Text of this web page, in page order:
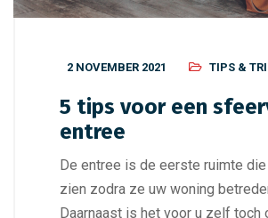
2 NOVEMBER 2021 TIPS &
5 tips voor een
entree
De entree is de eerste ruimte
zien zodra ze uw woning
Daarnaast is het voor u zelf toch